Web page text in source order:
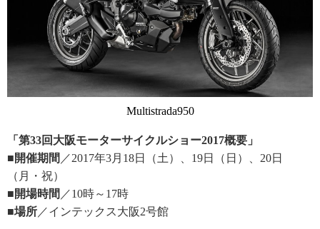
Multistrada950
「第33回大阪モーターサイクルショー2017概要」
■開催期間 ／2017年3月18日（土）、19日（日）、20日
（月・祝）
■開場時間 ／10時～17時
■場所 ／インテックス大阪2号館